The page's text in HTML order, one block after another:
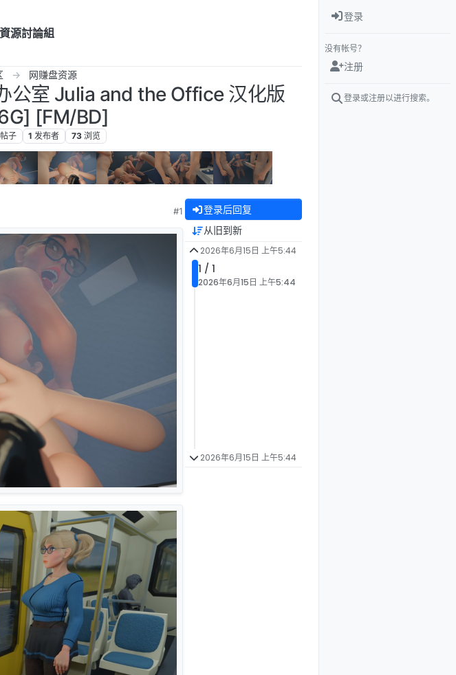
源討論組
网赚盘资源
公室 Julia and the Office 汉化版
[FM/BD]
帖子 1 发布者 73 浏览
#1 登录后回复
从旧到新
2026年6月15日 上午5:44
1 / 1
2026年6月15日 上午5:44
2026年6月15日 上午5:44
登录
没有帐号？
注册
登录或注册以进行搜索。